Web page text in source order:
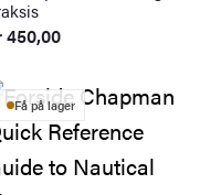
450,00
Få på lager